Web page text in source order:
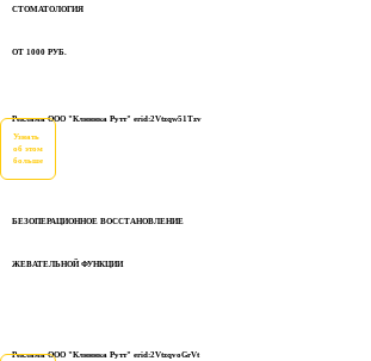
СТОМАТОЛОГИЯ
ОТ 1000 РУБ.
Реклама ООО "Клиника Рутт" erid:2Vtzqw51Tzv
Узнать
об этом
больше
БЕЗОПЕРАЦИОННОЕ ВОССТАНОВЛЕНИЕ
ЖЕВАТЕЛЬНОЙ ФУНКЦИИ
Реклама ООО "Клиника Рутт" erid:2VtzqvoGrVt